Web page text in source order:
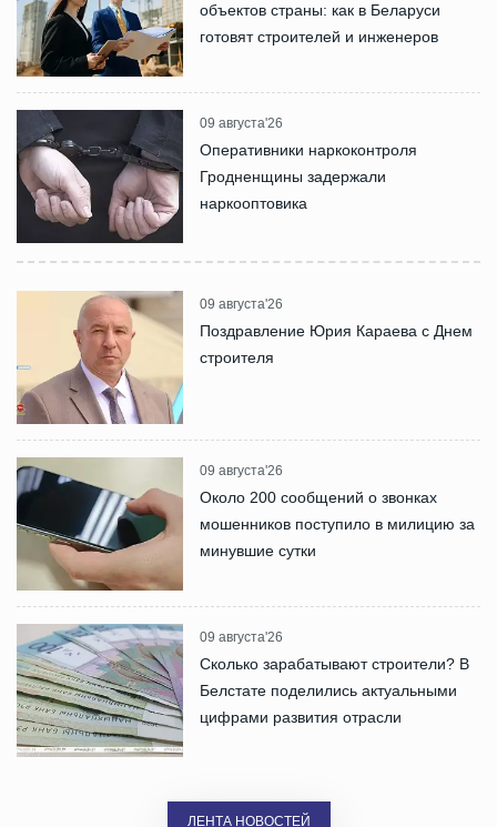
объектов страны: как в Беларуси
готовят строителей и инженеров
09 августа'26
Оперативники наркоконтроля
Гродненщины задержали
наркооптовика
09 августа'26
Поздравление Юрия Караева с Днем
строителя
09 августа'26
Около 200 сообщений о звонках
мошенников поступило в милицию за
минувшие сутки
09 августа'26
Сколько зарабатывают строители? В
Белстате поделились актуальными
цифрами развития отрасли
ЛЕНТА НОВОСТЕЙ